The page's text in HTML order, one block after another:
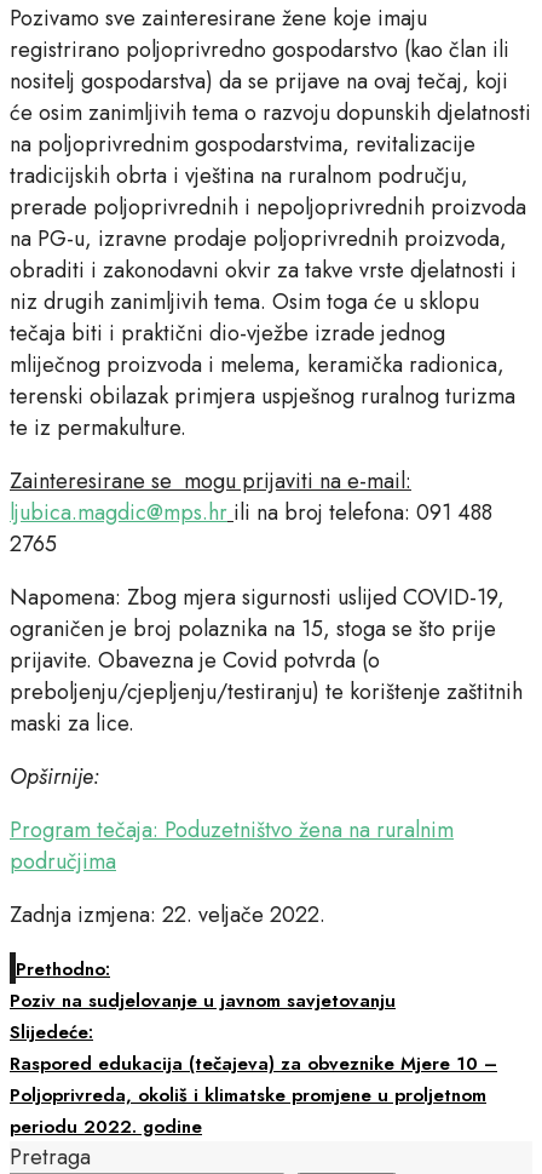
Pozivamo sve zainteresirane žene koje imaju
registrirano poljoprivredno gospodarstvo (kao član ili
nositelj gospodarstva) da se prijave na ovaj tečaj, koji
će osim zanimljivih tema o razvoju dopunskih djelatnosti
na poljoprivrednim gospodarstvima, revitalizacije
tradicijskih obrta i vještina na ruralnom području,
prerade poljoprivrednih i nepoljoprivrednih proizvoda
na PG-u, izravne prodaje poljoprivrednih proizvoda,
obraditi i zakonodavni okvir za takve vrste djelatnosti i
niz drugih zanimljivih tema. Osim toga će u sklopu
tečaja biti i praktični dio-vježbe izrade jednog
mliječnog proizvoda i melema, keramička radionica,
terenski obilazak primjera uspješnog ruralnog turizma
te iz permakulture.
Zainteresirane se mogu prijaviti na e-mail:
ljubica.magdic@mps.hr ili na broj telefona: 091 488
2765
Napomena: Zbog mjera sigurnosti uslijed COVID-19,
ograničen je broj polaznika na 15, stoga se što prije
prijavite. Obavezna je Covid potvrda (o
preboljenju/cjepljenju/testiranju) te korištenje zaštitnih
maski za lice.
Opširnije:
Program tečaja: Poduzetništvo žena na ruralnim
područjima
Zadnja izmjena: 22. veljače 2022.
Prethodno:
Poziv na sudjelovanje u javnom savjetovanju
Slijedeće:
Raspored edukacija (tečajeva) za obveznike Mjere 10 –
Poljoprivreda, okoliš i klimatske promjene u proljetnom
periodu 2022. godine
Pretraga